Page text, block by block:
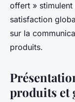
offert » stimulent
satisfaction
sur la
produits.
produits et